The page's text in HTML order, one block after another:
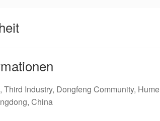
Industry, Dongfeng Community,
China